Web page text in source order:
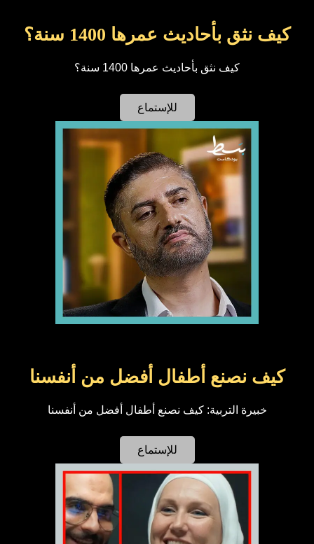
كيف نثق بأحاديث عمرها 1400 سنة؟
كيف نثق بأحاديث عمرها 1400 سنة؟
للإستماع
كيف نصنع أطفال أفضل من أنفسنا
خبيرة التربية: كيف نصنع أطفال أفضل من أنفسنا
للإستماع